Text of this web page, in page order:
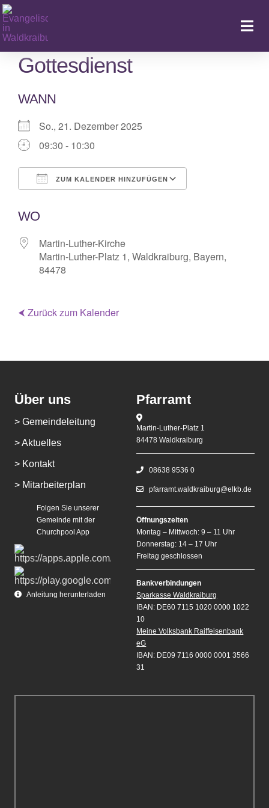
Zum
Inhalt
springen
Gottesdienst
WANN
So., 21. Dezember 2025
09:30 - 10:30
ZUM KALENDER HINZUFÜGEN
WO
Martin-Luther-Kirche
Martin-Luther-Platz 1, Waldkraiburg, Bayern,
84478
⮜ Zurück zum Kalender
Über uns
> Gemeindeleitung
> Aktuelles
> Kontakt
> Mitarbeiterplan
Folgen Sie unserer
Gemeinde mit der
Churchpool App
Anleitung herunterladen
Pfarramt
Martin-Luther-Platz 1
84478 Waldkraiburg
08638 9536 0
pfarramt.waldkraiburg@elkb.de
Öffnungszeiten
Montag – Mittwoch: 9 – 11 Uhr
Donnerstag: 14 – 17 Uhr
Freitag geschlossen
Bankverbindungen
Sparkasse Waldkraiburg
IBAN: DE60 7115 1020 0000 1022
10
Meine Volksbank Raiffeisenbank
eG
IBAN: DE09 7116 0000 0001 3566
31